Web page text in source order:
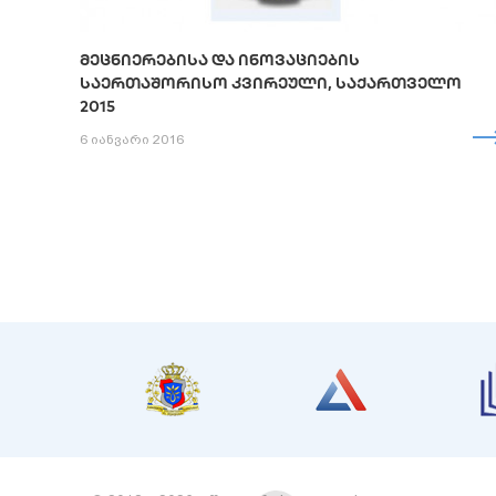
ᲛᲔᲪᲜᲘᲔᲠᲔᲑᲘᲡᲐ ᲓᲐ ᲘᲜᲝᲕᲐᲪᲘᲔᲑᲘᲡ
ᲡᲐᲔᲠᲗᲐᲨᲝᲠᲘᲡᲝ ᲙᲕᲘᲠᲔᲣᲚᲘ, ᲡᲐᲥᲐᲠᲗᲕᲔᲚᲝ
2015
6 იანვარი 2016